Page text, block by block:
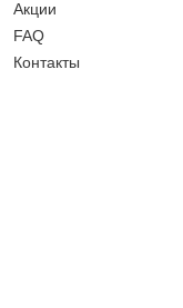
Акции
FAQ
Контакты